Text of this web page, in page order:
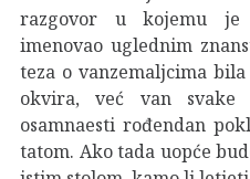
razgovor u kojemu je
imenovao uglednim
teza o vanzemaljcima
okvira, već van svake
osamnaesti rođendan
tatom. Ako tada uopće